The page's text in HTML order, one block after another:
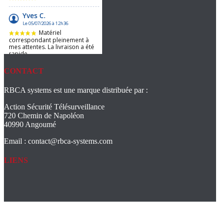
CONTACT
RBCA systems est une marque distribuée par :
Action Sécurité Télésurveillance
720 Chemin de Napoléon
40990 Angoumé
Email : contact@rbca-systems.com
LIENS